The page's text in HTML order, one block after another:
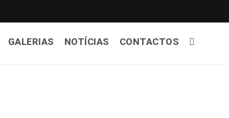
GALERIAS NOTÍCIAS CONTACTOS